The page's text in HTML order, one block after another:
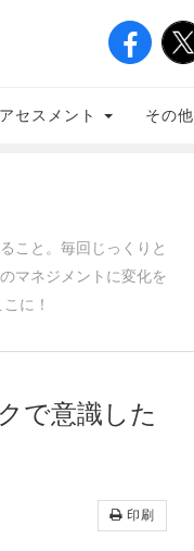
アセスメント その他
こと。毎回じっくりと
マネジメントに変化を
に！
で意識した
印刷